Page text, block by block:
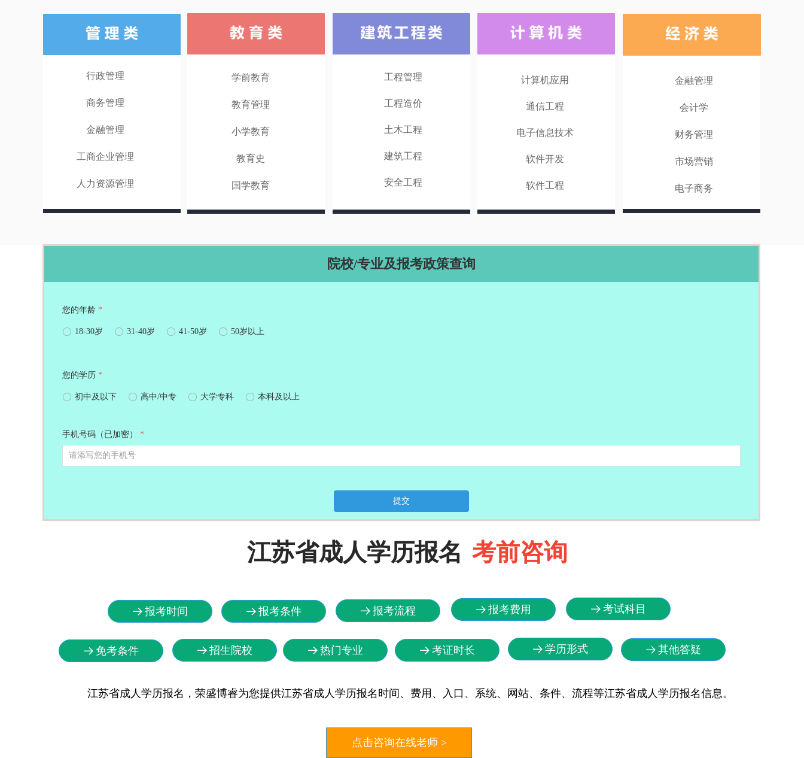
工程管理
工程造价
土木工程
建筑工程
安全工程
学前教育
教育管理
小学教育
教育史
国学教育
行政管理
商务管理
金融管理
工商企业管理
人力资源管理
计算机应用
通信工程
电子信息技术
软件开发
软件工程
金融管理
会计学
财务管理
市场营销
电子商务
院校/专业及报考政策查询
您的年龄 *
ꀐ 18-30岁 ꀐ 31-40岁 ꀐ 41-50岁 ꀐ 50岁以上
您的学历 *
ꀐ 初中及以下 ꀐ 高中/中专 ꀐ 大学专科 ꀐ 本科及以上
手机号码（已加密） *
提交
江苏省成人学历报名，荣盛博睿为您提供江苏省成人学历报名时间、费用、入口、系统、网站、条件、流程等江苏省成人学历报名信息。
点击咨询在线老师 >
뀠 报考时间 뀠 报考条件 뀠 报考流程 뀠 报考费用 뀠 考试科目
뀠 招生院校
뀠 免考条件 뀠 热门专业 뀠 考证时长 뀠 学历形式 뀠 其他答疑
江苏省成人学历报名 考前咨询